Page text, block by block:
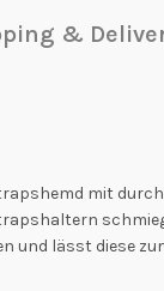
&
mit
und lässt diese